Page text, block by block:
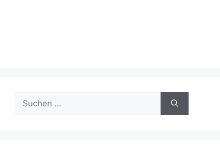
nach: